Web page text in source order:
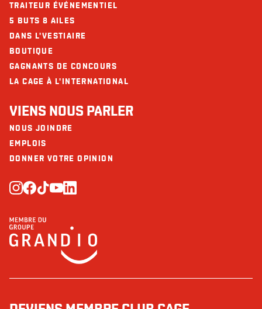
TRAITEUR ÉVÉNEMENTIEL
5 BUTS 8 AILES
DANS L'VESTIAIRE
BOUTIQUE
GAGNANTS DE CONCOURS
LA CAGE À L'INTERNATIONAL
VIENS NOUS PARLER
NOUS JOINDRE
EMPLOIS
DONNER VOTRE OPINION